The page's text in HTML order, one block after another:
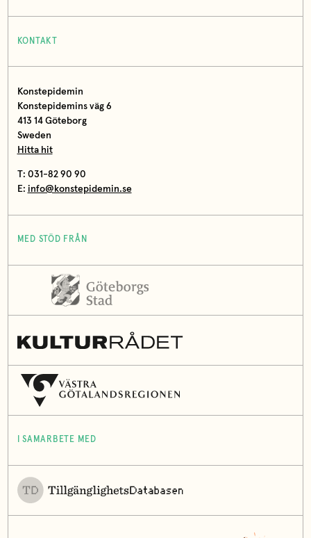
KONTAKT
Konstepidemin
Konstepidemins väg 6
413 14 Göteborg
Sweden
Hitta hit
T: 031-82 90 90
E: info@konstepidemin.se
MED STÖD FRÅN
I SAMARBETE MED